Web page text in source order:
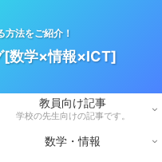
方法をご紹介！
[数学×情報×ICT]
教員向け記事
学校の先生向けの記事です。
数学・情報